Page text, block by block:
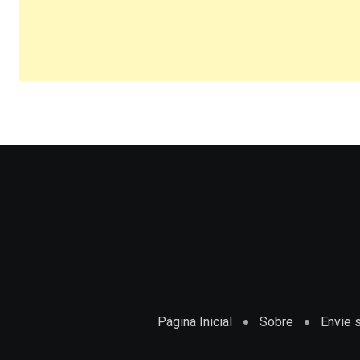
Página Inicial Sobre Envie